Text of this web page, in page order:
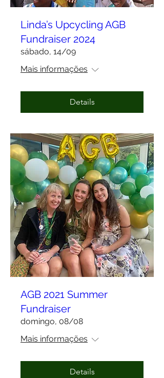
Linda’s Upcycling AGB
Fundraiser 2024
sábado, 14/09
Mais informações
Details
AGB 2021 Summer
Fundraiser
domingo, 08/08
Mais informações
Details